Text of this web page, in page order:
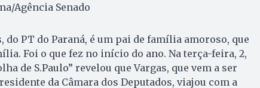
Agência Senado
do PT do Paraná, é um pai de família amoroso, que
Foi o que fez no início do ano. Na terça-feira, 2,
de S.Paulo” revelou que Vargas, que vem a ser
da Câmara dos De­putados, viajou com a